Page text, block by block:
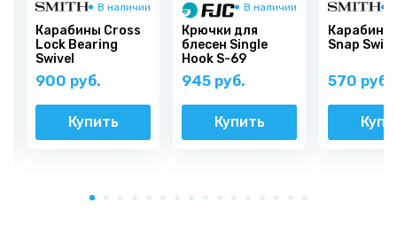
В наличии
Карабины Cross
Lock Bearing
Swivel
900 руб.
Купить
В наличии
Крючки для
блесен Single
Hook S-69
945 руб.
Купить
Карабины
Snap
570 руб.